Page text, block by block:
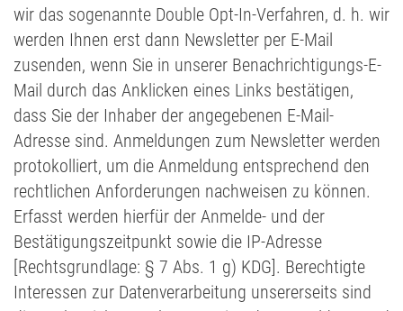
wir das sogenannte Double Opt-In-Verfahren, d. h. wir
werden Ihnen erst dann Newsletter per E-Mail
zusenden, wenn Sie in unserer Benachrichtigungs-E-
Mail durch das Anklicken eines Links bestätigen,
dass Sie der Inhaber der angegebenen E-Mail-
Adresse sind. Anmeldungen zum Newsletter werden
protokolliert, um die Anmeldung entsprechend den
rechtlichen Anforderungen nachweisen zu können.
Erfasst werden hierfür der Anmelde- und der
Bestätigungszeitpunkt sowie die IP-Adresse
[Rechtsgrundlage: § 7 Abs. 1 g) KDG]. Berechtigte
Interessen zur Datenverarbeitung unsererseits sind